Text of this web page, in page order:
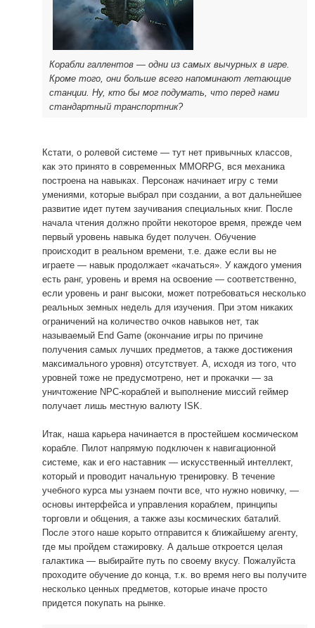
Корабли галлентов — одни из самых вычурных в игре.
Кроме того, они больше всего напоминают летающие
станции. Ну, кто бы мог подумать, что перед нами
стандартный транспортник?
Кстати, о ролевой системе — тут нет привычных классов,
как это принято в современных MMORPG, вся механика
построена на навыках. Персонаж начинает игру с теми
умениями, которые выбрал при создании, а вот дальнейшее
развитие идет путем заучивания специальных книг. После
начала чтения должно пройти некоторое время, прежде чем
первый уровень навыка будет получен. Обучение
происходит в реальном времени, т.е. даже если вы не
играете — навык продолжает «качаться». У каждого умения
есть ранг, уровень и время на освоение — соответственно,
если уровень и ранг высоки, может потребоваться несколько
реальных земных недель для изучения. При этом никаких
ограничений на количество очков навыков нет, так
называемый End Game (окончание игры по причине
получения самых лучших предметов, а также достижения
максимального уровня) отсутствует. А, исходя из того, что
уровней тоже не предусмотрено, нет и прокачки — за
уничтожение NPC-кораблей и выполнение миссий геймер
получает лишь местную валюту ISK.
Итак, наша карьера начинается в простейшем космическом
корабле. Пилот напрямую подключен к навигационной
системе, как и его наставник — искусственный интеллект,
который и проводит начальную тренировку. В течение
учебного курса мы узнаем почти все, что нужно новичку, —
основы интерфейса и управления кораблем, принципы
торговли и общения, а также азы космических баталий.
После этого наше корыто отправится к ближайшему агенту,
где мы пройдем стажировку. А дальше откроется целая
галактика — выбирайте путь по своему вкусу. Пожалуйста
проходите обучение до конца, т.к. во время него вы получите
несколько ценных предметов, которые иначе просто
придется покупать на рынке.